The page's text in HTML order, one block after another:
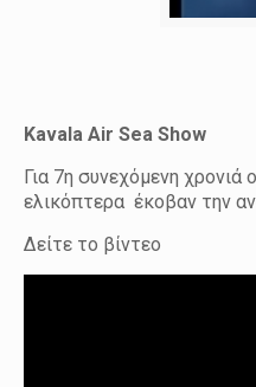
Kavala Air Sea Show
Για 7η συνεχόμενη
ελικόπτερα έκοβαν την
Δείτε το βίντεο